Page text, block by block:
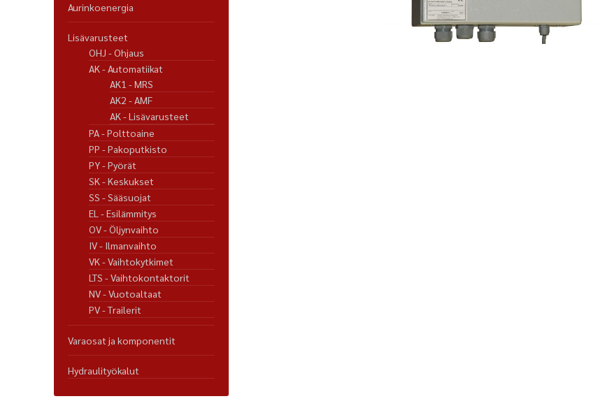
Aurinkoenergia
Lisävarusteet
OHJ - Ohjaus
AK - Automatiikat
AK1 - MRS
AK2 - AMF
AK - Lisävarusteet
PA - Polttoaine
PP - Pakoputkisto
PY - Pyörät
SK - Keskukset
SS - Sääsuojat
EL - Esilämmitys
OV - Öljynvaihto
IV - Ilmanvaihto
VK - Vaihtokytkimet
LTS - Vaihtokontaktorit
NV - Vuotoaltaat
PV - Trailerit
Varaosat ja komponentit
Hydraulityökalut